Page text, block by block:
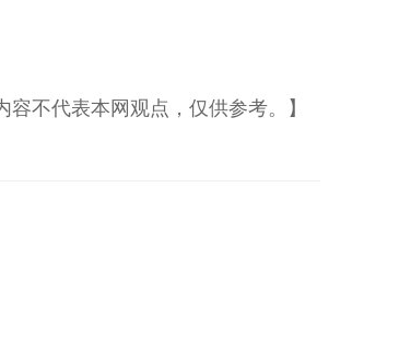
不代表本网观点，仅供参考。】